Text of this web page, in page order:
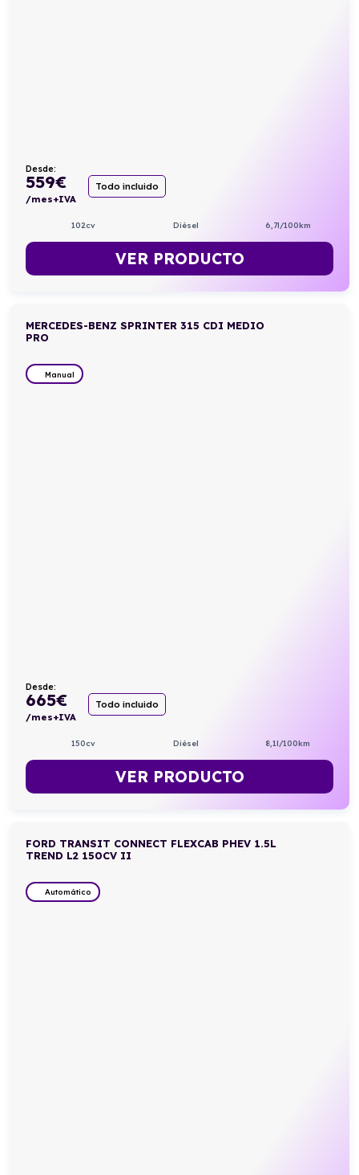
Desde:
559€
/mes+IVA
Todo incluido
102cv Diésel 6,7l/100km
VER PRODUCTO
MERCEDES-BENZ SPRINTER 315 CDI MEDIO
PRO
Manual
Desde:
665€
/mes+IVA
Todo incluido
150cv Diésel 8,1l/100km
VER PRODUCTO
FORD TRANSIT CONNECT FLEXCAB PHEV 1.5L
TREND L2 150CV II
Automático